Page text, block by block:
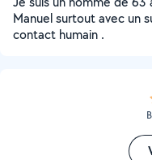
Manuel surtout avec un
contact humain .